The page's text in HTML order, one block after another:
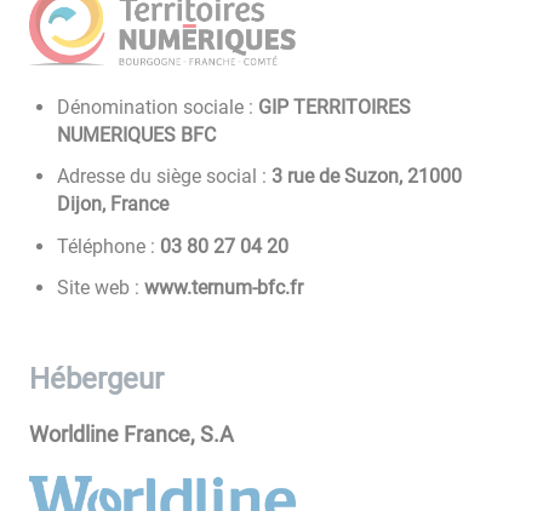
Dénomination sociale : GIP TERRITOIRES
NUMERIQUES BFC
Adresse du siège social :3 rue de Suzon, 21000
Dijon, France
Téléphone : 02 40 72 08 30
Site web : www.ternum-bfc.fr
Hébergeur
Worldline France, S.A